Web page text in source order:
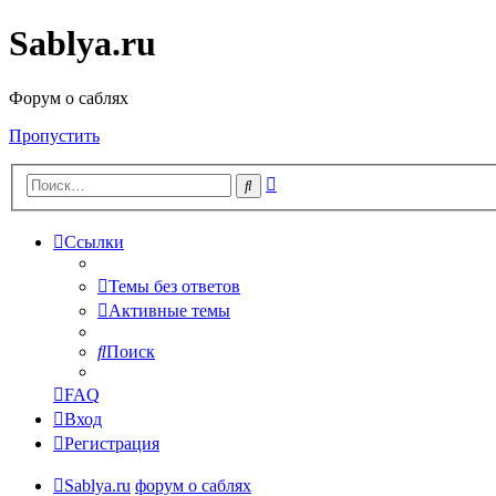
Sablya.ru
Форум о саблях
Пропустить
Поиск
Ссылки
Темы без ответов
Активные темы
Поиск
FAQ
Вход
Регистрация
Sablya.ru форум о саблях